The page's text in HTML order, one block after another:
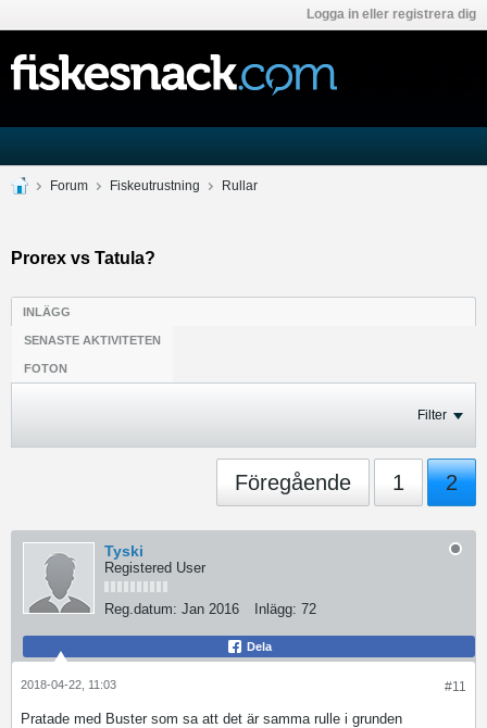
Logga in eller registrera dig
Forum Fiskeutrustning Rullar
Prorex vs Tatula?
INLÄGG
SENASTE AKTIVITETEN
FOTON
Filter
Föregående 1 2
Tyski
Registered User
Reg.datum: Jan 2016 Inlägg: 72
Dela
#11
2018-04-22, 11:03
Pratade med Buster som sa att det är samma rulle i grunden